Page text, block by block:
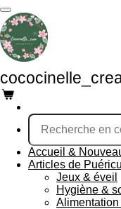
Passer
au
contenu
principal
Accueil &
Articles de
Jeux & éveil
Hygiène &